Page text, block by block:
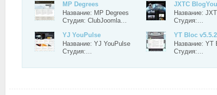
MP Degrees
Название: MP Degrees
Студия: ClubJoomla…
JXTC BlogYou
Название:
Студия:…
YJ YouPulse
Название: YJ YouPulse
Студия:…
YT Bloc v5.5.2
Название: YT
Студия:…